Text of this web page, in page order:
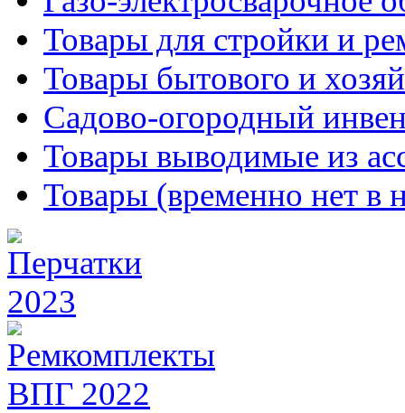
Товары для стройки и
Товары бытового и
Садово-огородный
Товары выводимые из
Товары (временно нет в